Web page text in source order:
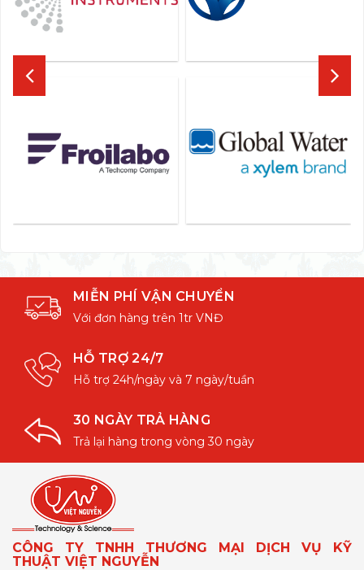
MIỄN PHÍ VẬN CHUYỂN
Với đơn hàng trên 1tr VNĐ
HỖ TRỢ 24/7
Hỗ trợ 24h/ngày và 7 ngày/tuần
30 NGÀY TRẢ HÀNG
Trả lại hàng trong vòng 30 ngày
CÔNG TY TNHH THƯƠNG MẠI DỊCH VỤ KỸ
THUẬT VIỆT NGUYỄN